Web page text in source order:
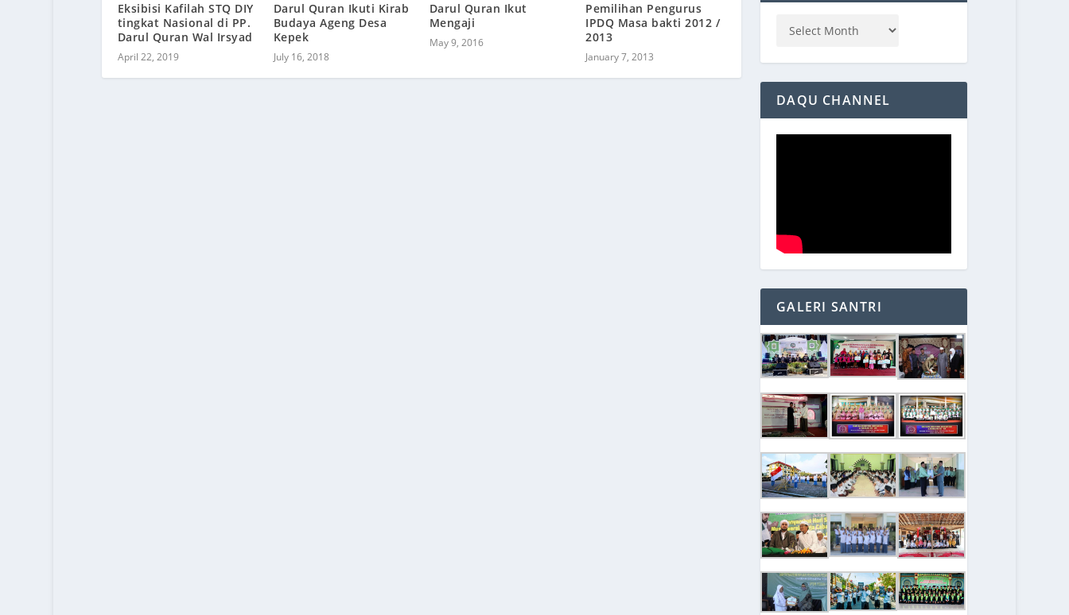
Eksibisi Kafilah STQ DIY
tingkat Nasional di PP.
Darul Quran Wal Irsyad
April 22, 2019
Darul Quran Ikuti Kirab
Budaya Ageng Desa
Kepek
July 16, 2018
Darul Quran Ikut
Mengaji
May 9, 2016
Pemilihan Pengurus
IPDQ Masa bakti 2012 /
2013
January 7, 2013
DAQU CHANNEL
GALERI SANTRI